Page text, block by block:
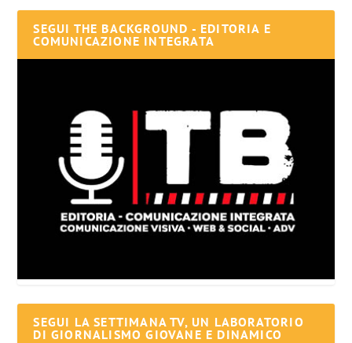
SEGUI THE BACKGROUND - EDITORIA E
COMUNICAZIONE INTEGRATA
SEGUI LA SETTIMANA TV, UN LABORATORIO
DI GIORNALISMO GIOVANE E DINAMICO